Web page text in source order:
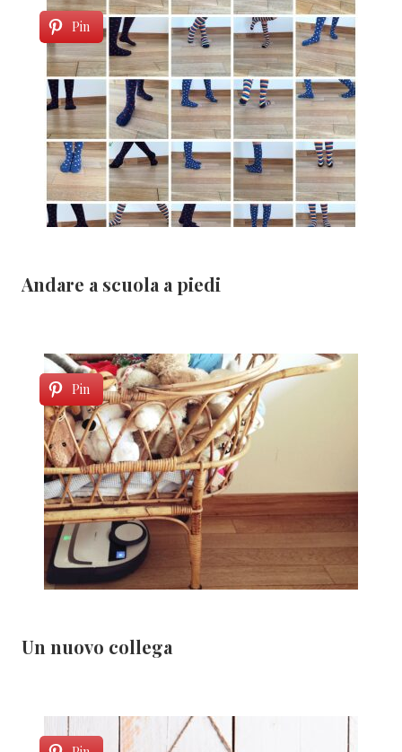
Pin
Andare a scuola a piedi
Pin
Un nuovo collega